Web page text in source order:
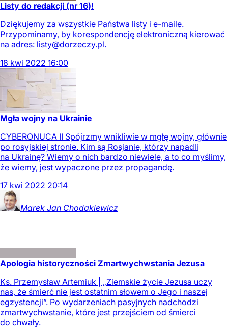
Listy do redakcji (nr 16)!
Dziękujemy za wszystkie Państwa listy i e-maile.
Przypominamy, by korespondencję elektroniczną kierować
na adres: listy@dorzeczy.pl.
18 kwi 2022 16:00
Mgła wojny na Ukrainie
CYBERONUCA II Spójrzmy wnikliwie w mgłę wojny, głównie
po rosyjskiej stronie. Kim są Rosjanie, którzy napadli
na Ukrainę? Wiemy o nich bardzo niewiele, a to co myślimy,
że wiemy, jest wypaczone przez propagandę.
17 kwi 2022 20:14
Marek Jan Chodakiewicz
Apologia historyczności Zmartwychwstania Jezusa
Ks. Przemysław Artemiuk | „Ziemskie życie Jezusa uczy
nas, że śmierć nie jest ostatnim słowem o Jego i naszej
egzystencji”. Po wydarzeniach pasyjnych nadchodzi
zmartwychwstanie, które jest przejściem od śmierci
do chwały.